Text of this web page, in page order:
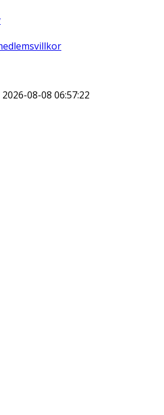
2026-08-08 06:57:22